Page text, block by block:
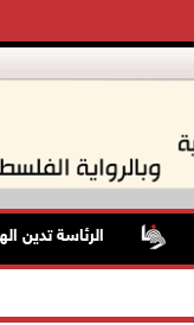
الرئاسة تدين